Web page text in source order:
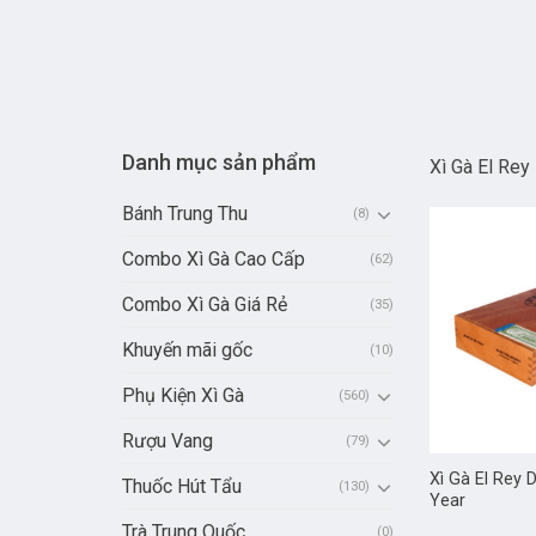
Danh mục sản phẩm
Bánh Trung Thu (8)
Combo Xì Gà Cao Cấp (62)
Combo Xì Gà Giá Rẻ (35)
Khuyến mãi gốc (10)
Phụ Kiện Xì Gà (560)
Rượu Vang (79)
Thuốc Hút Tẩu (130)
(0)
Xì Gà El
Xì Gà El Rey
Year